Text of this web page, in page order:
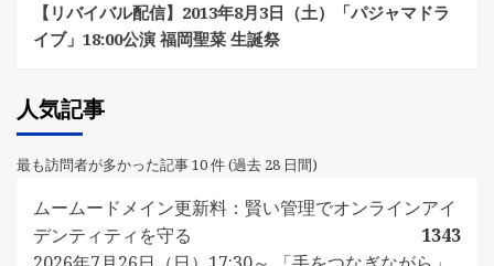
【リバイバル配信】2013年8月3日（土）「パジャマドラ
イブ」18:00公演 福岡聖菜 生誕祭
人気記事
最も訪問者が多かった記事 10 件 (過去 28 日間)
ムームードメイン更新料：賢い管理でオンラインアイ
デンティティを守る
1343